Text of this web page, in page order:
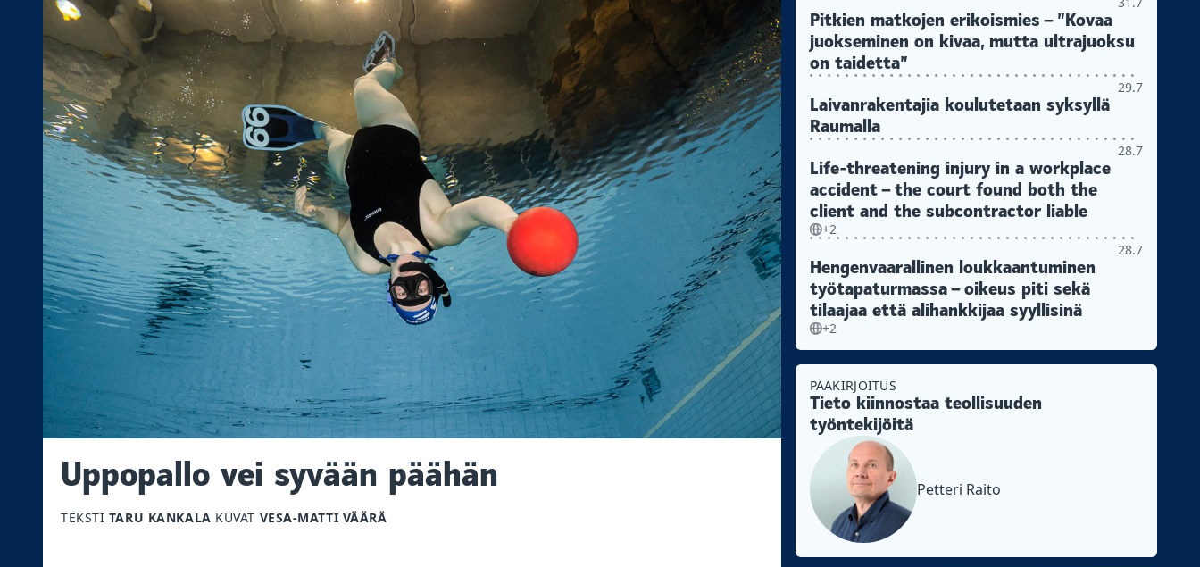
Uppopallo vei syvään päähän
TEKSTI TARU KANKALA KUVAT VESA-MATTI VÄÄRÄ
Pitkien matkojen erikoismies – ”Kovaa
juokseminen on kivaa, mutta ultrajuoksu
on taidetta”
29.7
Laivanrakentajia koulutetaan syksyllä
Raumalla
28.7
Life-threatening injury in a workplace
accident – the court found both the
client and the subcontractor liable
+2
28.7
Hengenvaarallinen loukkaantuminen
työtapaturmassa – oikeus piti sekä
tilaajaa että alihankkijaa syyllisinä
+2
PÄÄKIRJOITUS
Tieto kiinnostaa teollisuuden
työntekijöitä
Petteri Raito